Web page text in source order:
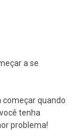
a se
começar quando
tenha
problema!